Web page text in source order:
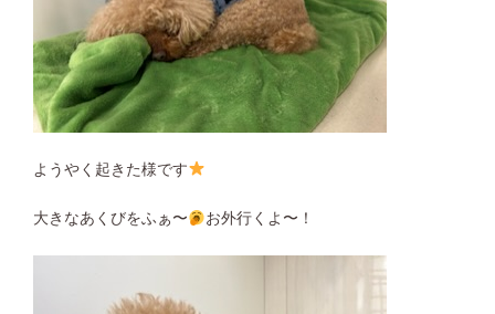
ようやく起きた様です
大きなあくびをふぁ〜 お外行くよ〜！